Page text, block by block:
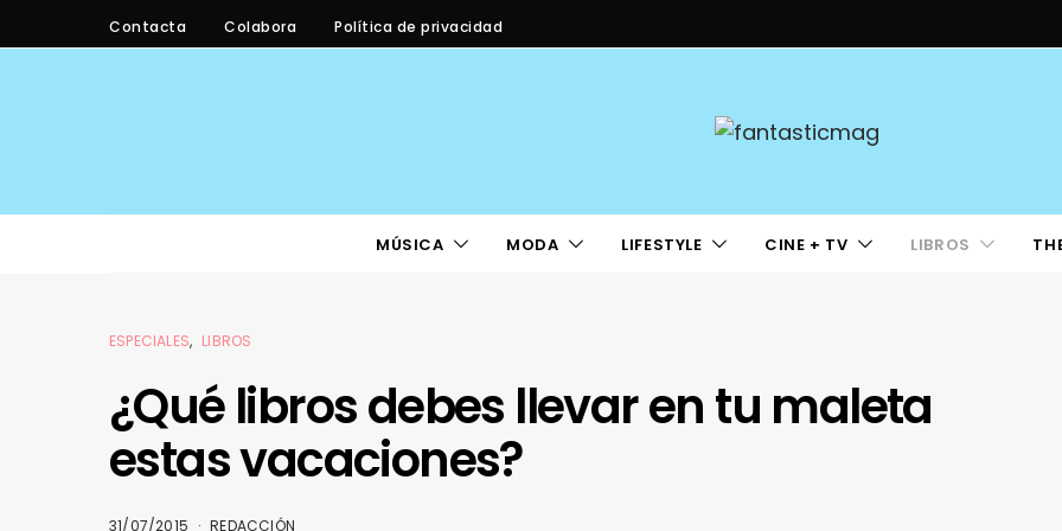
Contacta Colabora Política de privacidad
MÚSICA MODA LIFESTYLE CINE + TV LIBROS
ESPECIALES LIBROS
¿Qué libros debes llevar en tu maleta
estas vacaciones?
31/07/2015 REDACCIÓN